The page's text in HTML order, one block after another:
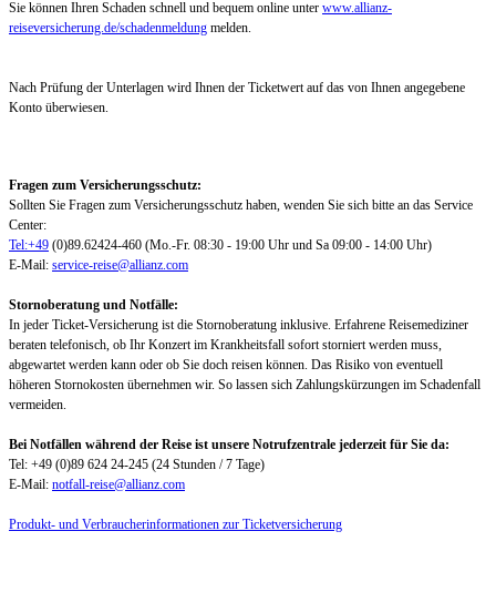
Sie können Ihren Schaden schnell und bequem online unter www.allianz-
reiseversicherung.de/schadenmeldung melden.
Nach Prüfung der Unterlagen wird Ihnen der Ticketwert auf das von Ihnen angegebene
Konto überwiesen.
Fragen zum Versicherungsschutz:
Sollten Sie Fragen zum Versicherungsschutz haben, wenden Sie sich bitte an das Service
Center:
Tel:+49 (0)89.62424-460 (Mo.-Fr. 08:30 - 19:00 Uhr und Sa 09:00 - 14:00 Uhr)
E-Mail: service-reise@allianz.com
Stornoberatung und Notfälle:
In jeder Ticket-Versicherung ist die Stornoberatung inklusive. Erfahrene Reisemediziner
beraten telefonisch, ob Ihr Konzert im Krankheitsfall sofort storniert werden muss,
abgewartet werden kann oder ob Sie doch reisen können. Das Risiko von eventuell
höheren Stornokosten übernehmen wir. So lassen sich Zahlungskürzungen im Schadenfall
vermeiden.
Bei Notfällen während der Reise ist unsere Notrufzentrale jederzeit für Sie da:
Tel: +49 (0)89 624 24-245 (24 Stunden / 7 Tage)
E-Mail: notfall-reise@allianz.com
Produkt- und Verbraucherinformationen zur Ticketversicherung